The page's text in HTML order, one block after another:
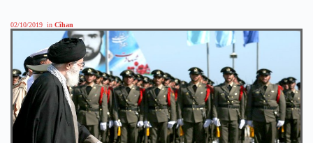
02/10/2019 in Cîhan